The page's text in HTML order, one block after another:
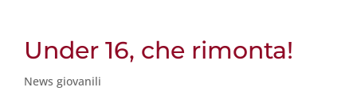
Under 16, che rimonta!
News giovanili